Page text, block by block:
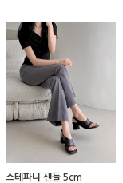
스테파니 샌들 5cm